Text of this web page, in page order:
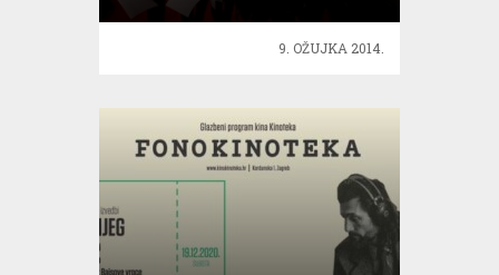
9. OŽUJKA 2014.